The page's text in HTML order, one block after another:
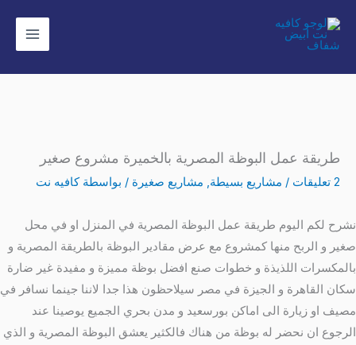
إلى
المحتوى
طريقة عمل البوظة المصرية بالخميرة مشروع صغير
2 تعليقات / مشاريع بسيطة, مشاريع صغيرة / بواسطة كافيه نت
نشرح لكم اليوم طريقة عمل البوظة المصرية في المنزل او في محل
صغير و الربح منها كمشروع مع عرض مقادير البوظة بالطريقة المصرية و
بالمكسرات اللذيذة و خطوات صنع افضل بوظة مميزة و مفيدة غير ضارة
سكان القاهرة و الجيزة في مصر سيلاحظون هذا جدا لاننا جينما نسافر في
مصيف او زيارة الى اماكن بورسعيد و مدن بحري الجميع يوصينا عند
الرجوع ان نحضر له بوظة من هناك فالكثير يعشق البوظة المصرية و الذي